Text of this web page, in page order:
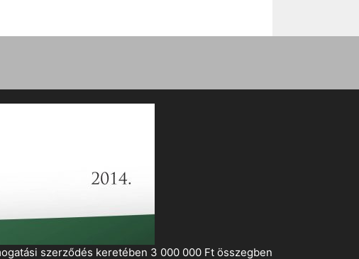
szerződés keretében 3 000 000 Ft összegben